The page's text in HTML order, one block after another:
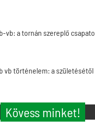
vb: a tornán szereplő
vb történelem: a
Kövess minket!